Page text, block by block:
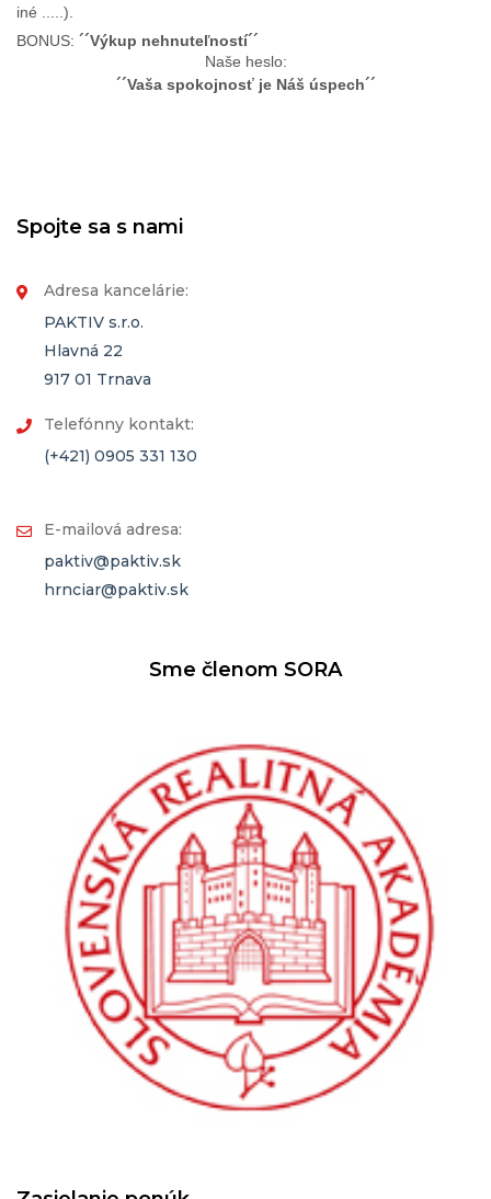
iné .....).
BONUS: ´´Výkup nehnuteľností´´
Naše heslo:
´´Vaša spokojnosť je Náš úspech´´
Spojte sa s nami
Adresa kancelárie:
PAKTIV s.r.o.
Hlavná 22
917 01 Trnava
Telefónny kontakt:
(+421) 0905 331 130
E-mailová adresa:
paktiv@paktiv.sk
hrnciar@paktiv.sk
Sme členom SORA